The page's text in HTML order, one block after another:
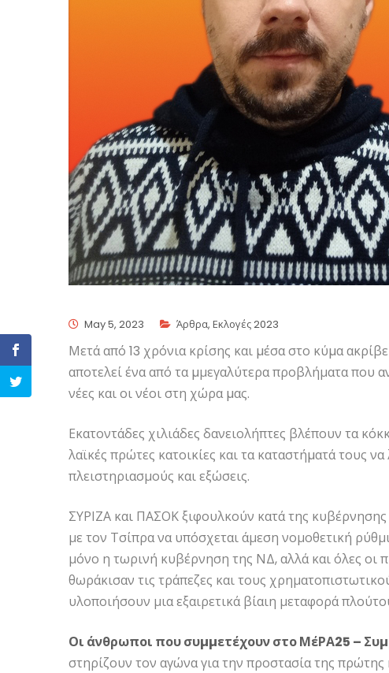
May 5, 2023 Άρθρα, Εκλογές 2023
Μετά από 13 χρόνια κρίσης και µέσα στο κύµα
αποτελεί ένα από τα µμεγαλύτερα προβλήματα που
νέες και οι νέοι στη χώρα µας.
Εκατοντάδες χιλιάδες δανειολήπτες βλέπουν τα
λαϊκές πρώτες κατοικίες και τα καταστήµατά τους
πλειστηριασμούς και εξώσεις.
ΣΥΡΙΖΑ και ΠΑΣΟΚ ξιφουλκούν κατά της
με τον Τσίπρα να υπόσχεται άμεση νομοθετική
μόνο η τωρινή κυβέρνηση της ΝΔ, αλλά και όλες οι
θωράκισαν τις τράπεζες και τους
υλοποιήσουν μια εξαιρετικά βίαιη μεταφορά
Οι άνθρωποι που συµµετέχουν στο ΜέΡΑ25 –
στηρίζουν τον αγώνα για την προστασία της πρώτης